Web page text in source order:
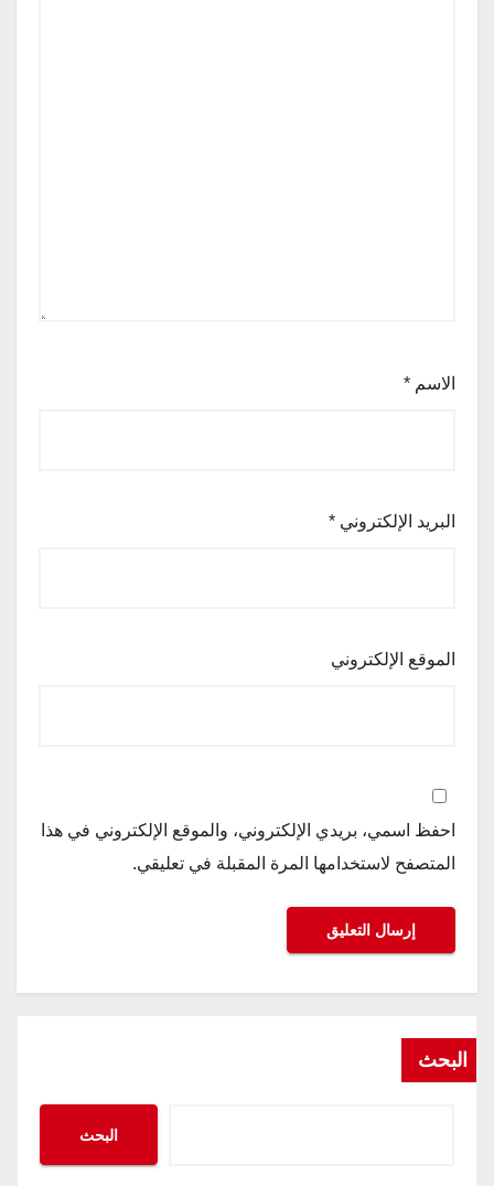
الاسم *
البريد الإلكتروني *
الموقع الإلكتروني
احفظ اسمي، بريدي الإلكتروني، والموقع الإلكتروني في هذا
المتصفح لاستخدامها المرة المقبلة في تعليقي.
البحث
البحث